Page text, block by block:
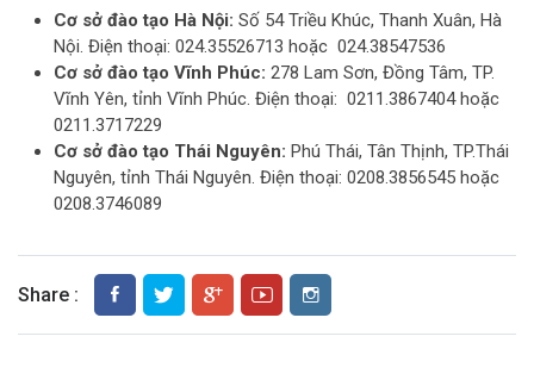
Cơ sở đào tạo Hà Nội: Số 54 Triều Khúc, Thanh Xuân, Hà
Nội. Điện thoại: 024.35526713 hoặc 024.38547536
Cơ sở đào tạo Vĩnh Phúc: 278 Lam Sơn, Đồng Tâm, TP.
Vĩnh Yên, tỉnh Vĩnh Phúc. Điện thoại: 0211.3867404 hoặc
0211.3717229
Cơ sở đào tạo Thái Nguyên: Phú Thái, Tân Thịnh, TP.Thái
Nguyên, tỉnh Thái Nguyên. Điện thoại: 0208.3856545 hoặc
0208.3746089
Share :